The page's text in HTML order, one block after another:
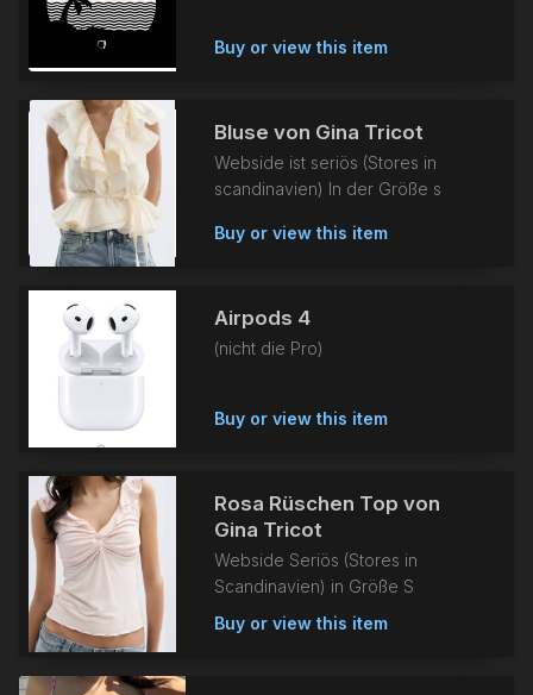
Buy or view this item
Bluse von Gina Tricot
Webside ist seriös (Stores in
scandinavien) In der Größe s
Buy or view this item
Airpods 4
(nicht die Pro)
Buy or view this item
Rosa Rüschen Top von
Gina Tricot
Webside Seriös (Stores in
Scandinavien) in Größe S
Buy or view this item